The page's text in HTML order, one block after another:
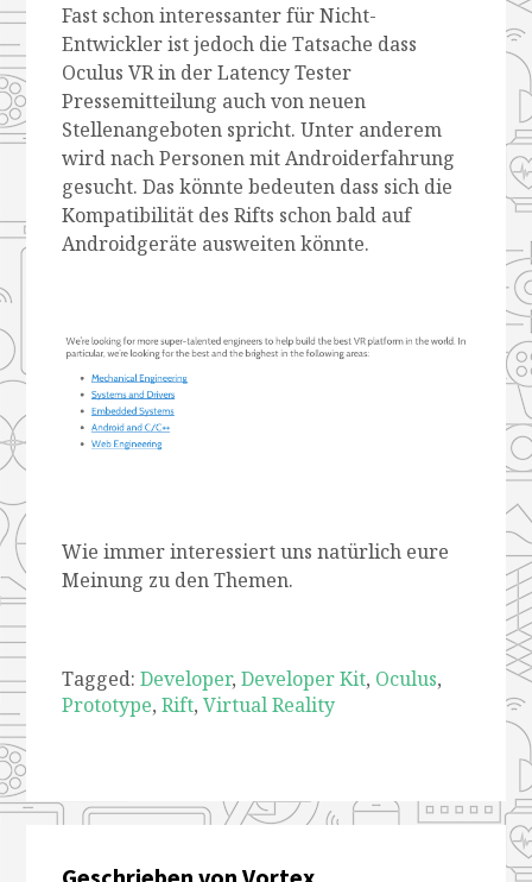
Fast schon interessanter für Nicht-
Entwickler ist jedoch die Tatsache dass
Oculus VR in der Latency Tester
Pressemitteilung auch von neuen
Stellenangeboten spricht. Unter anderem
wird nach Personen mit Androiderfahrung
gesucht. Das könnte bedeuten dass sich die
Kompatibilität des Rifts schon bald auf
Androidgeräte ausweiten könnte.
Wie immer interessiert uns natürlich eure
Meinung zu den Themen.
Tagged:Developer,Developer Kit, Oculus,
Prototype,Rift,Virtual Reality